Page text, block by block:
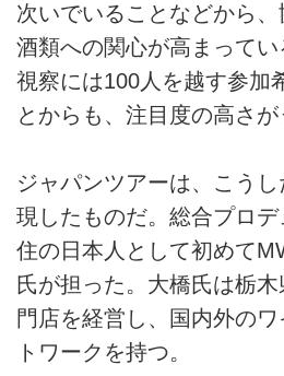
次いでいることなどから
酒類への関心が高まって
視察には100人を越す参加
とからも、注目度の高さが
ジャパンツアーは、こう
現したものだ。総合プロ
住の日本人として初めて
氏が担った。大橋氏は栃
門店を経営し、国内外の
トワークを持つ。